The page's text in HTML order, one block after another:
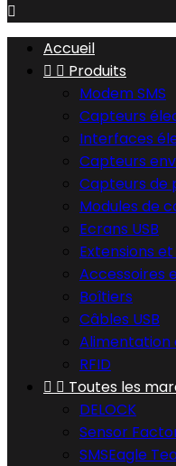

Accueil
  Produits
Modem SMS
Capteurs
Interfaces
Capteurs
Capteurs de
Modules de
Ecrans USB
Extensions
Accessoires
Boîtiers
Câbles USB
Alimentation
RFID
  Toutes les
DELOCK
Sensor
SMSEagle